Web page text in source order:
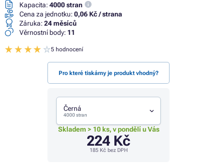
Kapacita: 4000 stran
Cena za jednotku: 0,06 Kč / strana
Záruka: 24 měsíců
Věrnostní body: 11
5 hodnocení
Pro které tiskárny je produkt vhodný?
Černá
4000 stran
Skladem > 10 ks, v pondělí u Vás
224 Kč
185 Kčbez DPH